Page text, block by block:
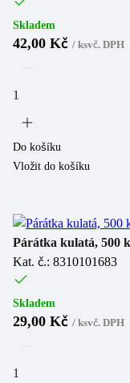
Skladem
42,00 Kč / ksvč. DPH
Do košíku
Vložit do košíku
Párátka kulatá, 500
Kat. č.: 8310101683
Skladem
29,00 Kč / ksvč. DPH